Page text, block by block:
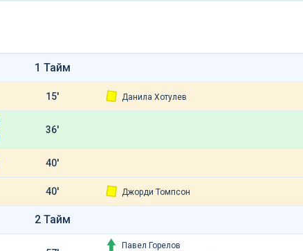
1 Тайм
15' Данила Хотулев
36'
40'
40' Джорди Томпсон
2 Тайм
Павел Горелов